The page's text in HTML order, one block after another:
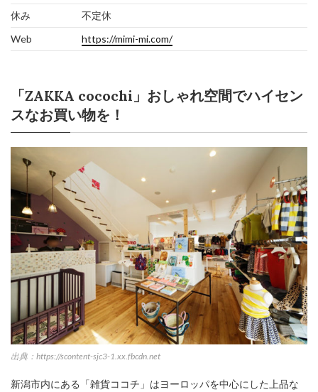
休み
不定休
Web
https://mimi-mi.com/
「ZAKKA cocochi」おしゃれ空間でハイセン
スなお買い物を！
出典：https://scontent-sjc3-1.xx.fbcdn.net
新潟市内にある「雑貨ココチ」はヨーロッパを中心にした上品な